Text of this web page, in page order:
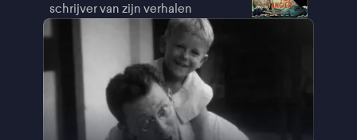
schrijver van zijn verhalen